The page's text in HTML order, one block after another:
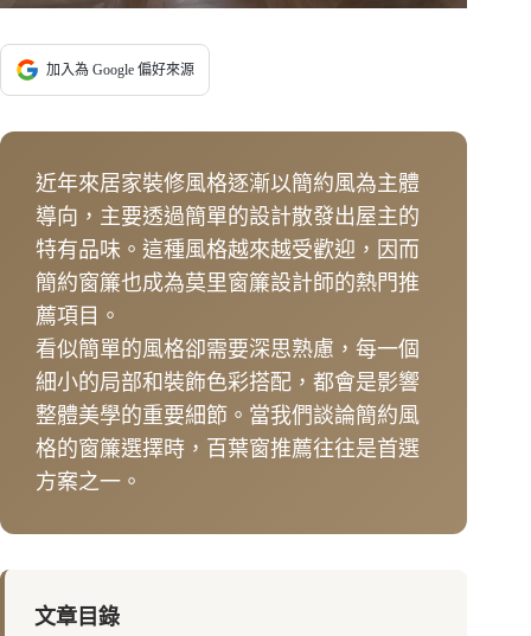
加入為 Google 偏好來源
近年來居家裝修風格逐漸以簡約風為主體
導向，主要透過簡單的設計散發出屋主的
特有品味。這種風格越來越受歡迎，因而
簡約窗簾也成為莫里窗簾設計師的熱門推
薦項目。
看似簡單的風格卻需要深思熟慮，每一個
細小的局部和裝飾色彩搭配，都會是影響
整體美學的重要細節。當我們談論簡約風
格的窗簾選擇時，百葉窗推薦往往是首選
方案之一。
文章目錄